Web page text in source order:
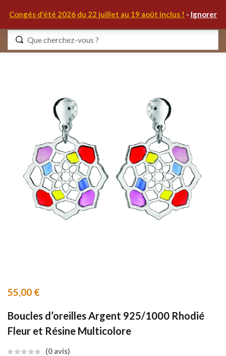
Congés d'été 2026 du 22 juillet au 19 août inclus ! - Ignorer
55,00 €
Boucles d’oreilles Argent 925/1000 Rhodié
Fleur et Résine Multicolore
0 avis
Identifiez-vous
Se souvenir de moi Mot de passe oublié ?
S'IDENTIFIER
MON COMPTE